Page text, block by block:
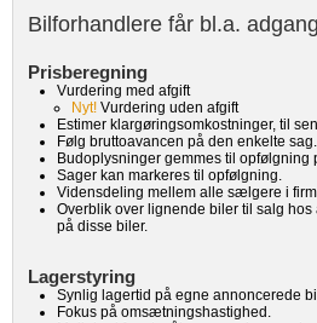
Bilforhandlere får bl.a.
Prisberegning
Vurdering med afgift
Nyt! Vurdering uden afgift
Estimer klargøringsomkostninger, til
Følg bruttoavancen på den enkelte sag.
Budoplysninger gemmes til opfølgning
Sager kan markeres til opfølgning.
Vidensdeling mellem alle sælgere i
Overblik over lignende biler til salg
på disse biler.
Lagerstyring
Synlig lagertid på egne annoncerede
Fokus på omsætningshastighed.